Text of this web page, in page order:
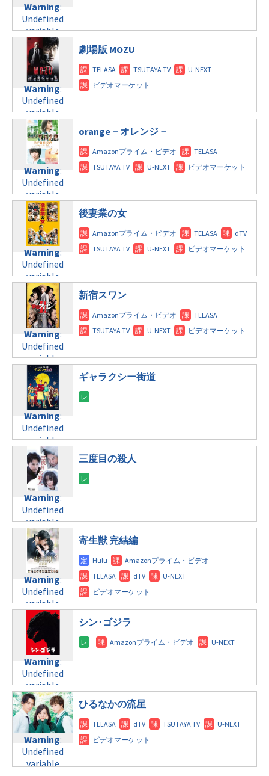
Warning:
Undefined
variable
$post_id in
/home/c4607168/public_html/osusume-
doga.com/wp-
content/themes/soledad-
child/post-
formats/format-
tax.phpon
line121
Warning
Undefined
variable
$post_id in
/home/c4607168/public_html/osusume-
doga.com/wp-
content/themes/soledad-
child/post-
formats/format-
tax.phpon
line124
Warning:
Undefined
variable
$post_id in
/home/c4607168/public_html/osusume-
doga.com/wp-
content/themes/soledad-
child/post-
formats/format-
tax.phpon
line112
Warning
Undefined
variable
$post_id in
/home/c4607168/public_html/osusume-
doga.com/wp-
content/themes/soledad-
child/post-
formats/format-
tax.phpon
line115
劇場版 MOZU
Warning:
Undefined
variable
$post_id in
/home/c4607168/public_html/osusume-
doga.com/wp-
content/themes/soledad-
child/post-
formats/format-
tax.phpon
line112
Warning
Undefined
variable
$post_id in
/home/c4607168/public_html/osusume-
doga.com/wp-
content/themes/soledad-
child/post-
formats/format-
tax.phpon
line115
orange－オレンジ－
Warning:
Undefined
variable
$post_id in
/home/c4607168/public_html/osusume-
doga.com/wp-
content/themes/soledad-
child/post-
formats/format-
tax.phpon
line112
Warning
Undefined
variable
$post_id in
/home/c4607168/public_html/osusume-
doga.com/wp-
content/themes/soledad-
child/post-
formats/format-
tax.phpon
line115
後妻業の女
Warning:
Undefined
variable
$post_id in
/home/c4607168/public_html/osusume-
doga.com/wp-
content/themes/soledad-
child/post-
formats/format-
tax.phpon
line112
Warning
Undefined
variable
$post_id in
/home/c4607168/public_html/osusume-
doga.com/wp-
content/themes/soledad-
child/post-
formats/format-
tax.phpon
line115
新宿スワン
Warning:
Undefined
variable
$post_id in
/home/c4607168/public_html/osusume-
doga.com/wp-
content/themes/soledad-
child/post-
formats/format-
tax.phpon
line112
Warning
Undefined
variable
$post_id in
/home/c4607168/public_html/osusume-
doga.com/wp-
content/themes/soledad-
child/post-
formats/format-
tax.phpon
line115
ギャラクシー街道
Warning:
Undefined
variable
$post_id in
/home/c4607168/public_html/osusume-
doga.com/wp-
content/themes/soledad-
child/post-
formats/format-
tax.phpon
line112
Warning
Undefined
variable
$post_id in
/home/c4607168/public_html/osusume-
doga.com/wp-
content/themes/soledad-
child/post-
formats/format-
tax.phpon
line115
三度目の殺人
Warning:
Undefined
variable
$post_id in
/home/c4607168/public_html/osusume-
doga.com/wp-
content/themes/soledad-
child/post-
formats/format-
tax.phpon
line112
Warning:
Undefined
variable
$post_id in
寄生獣 完結編
Warning:
Undefined
variable
$post_id in
/home/c4607168/public_html/osusume-
doga.com/wp-
content/themes/soledad-
child/post-
formats/format-
tax.phpon
シン･ゴジラ
Warning:
Undefined
variable
ひるなかの流星